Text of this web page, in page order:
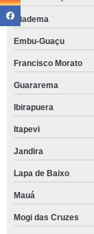
Diadema
Embu-Guaçu
Francisco Morato
Guararema
Ibirapuera
Itapevi
Jandira
Lapa de Baixo
Mauá
Mogi das Cruzes